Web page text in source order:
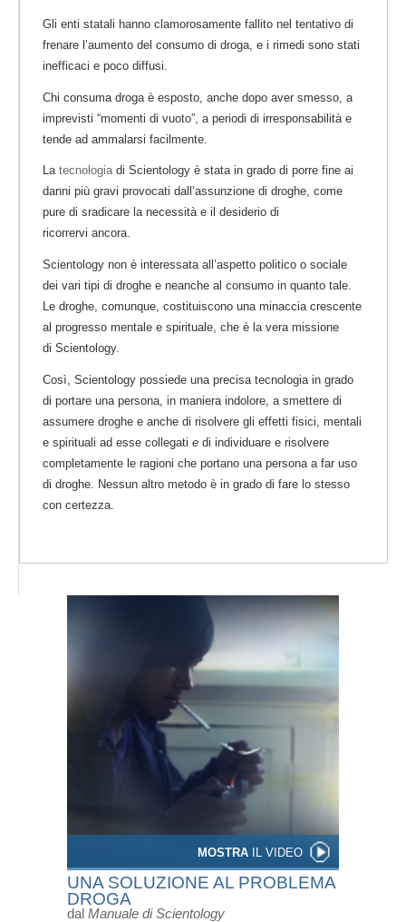
MOSTRA IL VIDEO
UNA SOLUZIONE AL PROBLEMA
DROGA
dal Manuale di Scientology
Gli enti statali hanno clamorosamente fallito nel tentativo di
frenare l’aumento del consumo di droga, e i rimedi sono stati
inefficaci e poco diffusi.
Chi consuma droga è esposto, anche dopo aver smesso, a
imprevisti “momenti di vuoto”, a periodi di irresponsabilità e
tende ad ammalarsi facilmente.
La tecnologiadi Scientology è stata in grado di porre fine ai
danni più gravi provocati dall’assunzione di droghe, come
pure di sradicare la necessità e il desiderio di
ricorrervi ancora.
Scientology non è interessata all’aspetto politico o sociale
dei vari tipi di droghe e neanche al consumo in quanto tale.
Le droghe, comunque, costituiscono una minaccia crescente
al progresso mentale e spirituale, che è la vera missione
di Scientology.
Così, Scientology possiede una precisa tecnologia in grado
di portare una persona, in maniera indolore, a smettere di
assumere droghe e anche di risolvere gli effetti fisici, mentali
e spirituali ad esse collegati e di individuare e risolvere
completamente le ragioni che portano una persona a far uso
di droghe. Nessun altro metodo è in grado di fare lo stesso
con certezza.